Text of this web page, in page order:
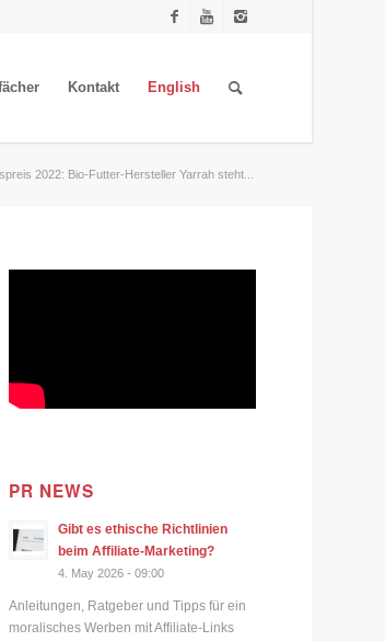
Kontakt English
2022: Bio-Futter-Hersteller Yarrah steht...
PR NEWS
Gibt es ethische Richtlinien
beim Affiliate-Marketing?
4. May 2026 - 09:00
Anleitungen, Ratgeber und Tipps für ein
moralisches Werben mit Affiliate-Links